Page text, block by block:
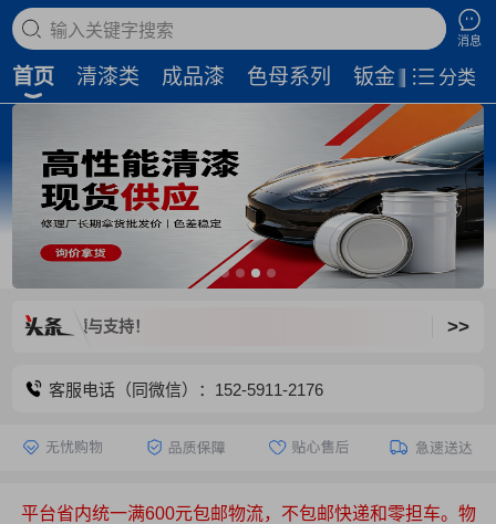
搜索商品
消息
首页 清漆类 成品漆 色母系列 钣金补土 磨
分类
爱出色汽车
>>
客服电话（同微信）：152-5911-2176
平台省内统一满600元包邮物流，不包邮快递和零担车。物